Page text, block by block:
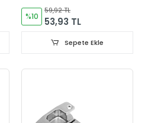
%10
59,92 TL
53,93 TL
Sepete Ekle